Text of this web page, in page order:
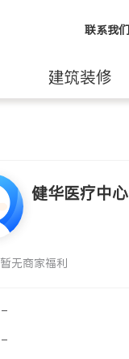
联系我们
建筑装修
健华医疗中心
暂无商家福利
-
-